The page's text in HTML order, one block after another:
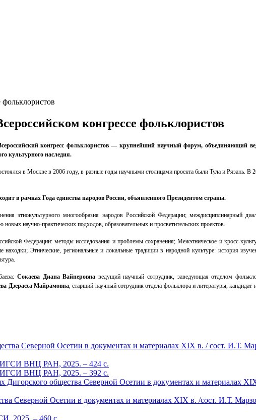
конгрессе фольклористов
конгресс фольклористов — крупнейший научный форум, объединяющий
культурного наследия.
в Москве в 2006 году, в разные годы научными столицами проекта были Тула и Рязань. В
в рамках Года единства народов России, объявленного Президентом страны.
этнокультурного многообразия народов Российской Федерации; междисциплинарный
научно-практических подходов, образовательных и просветительских проектов.
Федерации: методы исследования и проблемы сохранения;Межэтническое и кросс-
находки;Этнические, региональные и локальные традиции в народной культуре: история
Сокаева Диана Вайнеровна ведущий научный сотрудник, заведующая отделом
Дзерасса Майрамовна , старший научный сотрудник отдела фольклора и литературы, кандидат
Северной Осетии в документах и материалах XIX в. / сост. И.Т.
ВНЦ РАН, 2025. – 424 c.
ВНЦ РАН, 2025. – 392 c.
общества Северной Осетии в документах и материалах
Северной Осетии в документах и материалах XIX в. /сост. И.Т.
2025. – 460 с.